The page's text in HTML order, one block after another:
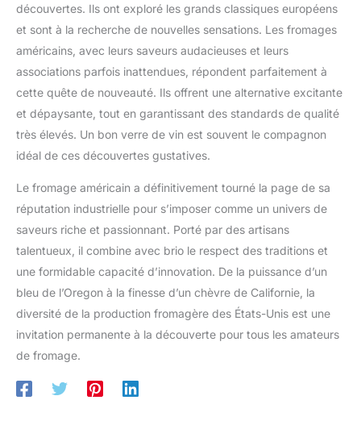
découvertes. Ils ont exploré les grands classiques européens
et sont à la recherche de nouvelles sensations. Les fromages
américains, avec leurs saveurs audacieuses et leurs
associations parfois inattendues, répondent parfaitement à
cette quête de nouveauté. Ils offrent une alternative excitante
et dépaysante, tout en garantissant des standards de qualité
très élevés. Un bon verre de vin est souvent le compagnon
idéal de ces découvertes gustatives.
Le fromage américain a définitivement tourné la page de sa
réputation industrielle pour s’imposer comme un univers de
saveurs riche et passionnant. Porté par des artisans
talentueux, il combine avec brio le respect des traditions et
une formidable capacité d’innovation. De la puissance d’un
bleu de l’Oregon à la finesse d’un chèvre de Californie, la
diversité de la production fromagère des États-Unis est une
invitation permanente à la découverte pour tous les amateurs
de fromage.